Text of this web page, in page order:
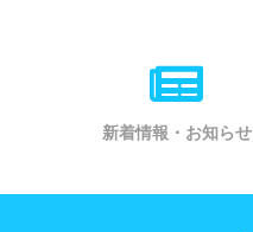
新着情報・お知らせ